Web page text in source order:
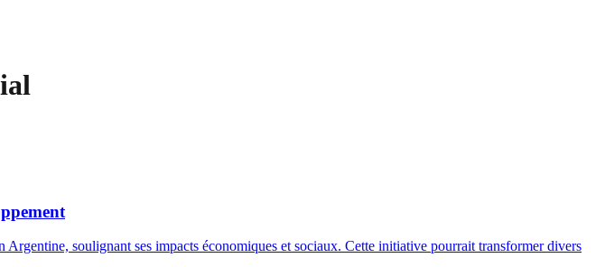
soulignant ses impacts économiques et sociaux. Cette initiative pourrait transformer divers